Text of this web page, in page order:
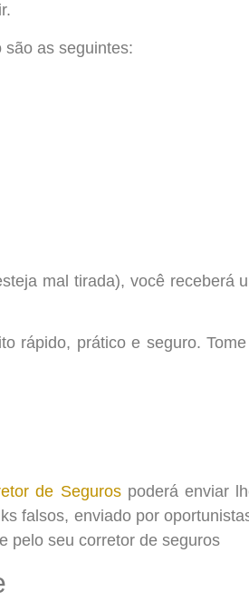
as seguintes:
mal tirada), você receberá
rápido, prático e seguro.
de Segurospoderá enviar
falsos, enviado por
pelo seu corretor de seguros